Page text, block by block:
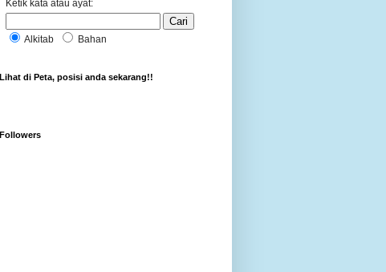
Ketik kata atau ayat:
Alkitab Bahan
Lihat di Peta, posisi anda sekarang!!
Followers